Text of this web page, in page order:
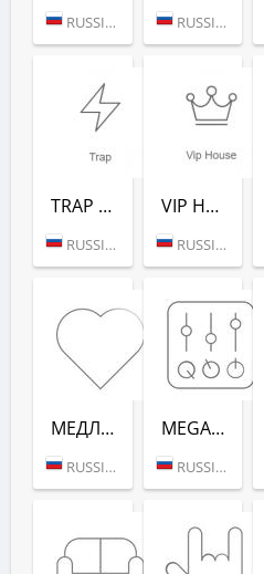
RUSSIA (MOSCOW) RUSSIA (MOSCOW)
TRAP (РАДИО РЕКОРД)
RUSSIA (MOSCOW)
VIP HOUSE (РАДИО РЕКОРД)
RUSSIA (MOSCOW)
МЕДЛЯК FM (РАДИО РЕКОРД)
RUSSIA (MOSCOW)
MEGAMIX (РАДИО РЕКОРД)
RUSSIA (MOSCOW)